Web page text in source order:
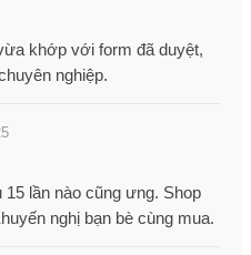
khớp với form đã duyệt,
nghiệp.
lần nào cũng ưng. Shop
nghị bạn bè cùng mua.